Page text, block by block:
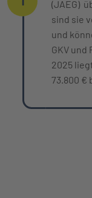
(JAEG)
sind sie
und
GKV und
2025
73.800 €